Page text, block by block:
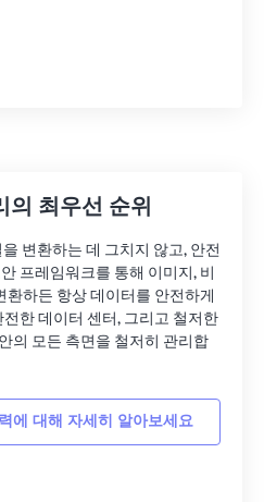
의 최우선 순위
변환하는 데 그치지 않고, 안전
프레임워크를 통해 이미지, 비
하든 항상 데이터를 안전하게
한 데이터 센터, 그리고 철저한
의 모든 측면을 철저히 관리합
에 대해 자세히 알아보세요